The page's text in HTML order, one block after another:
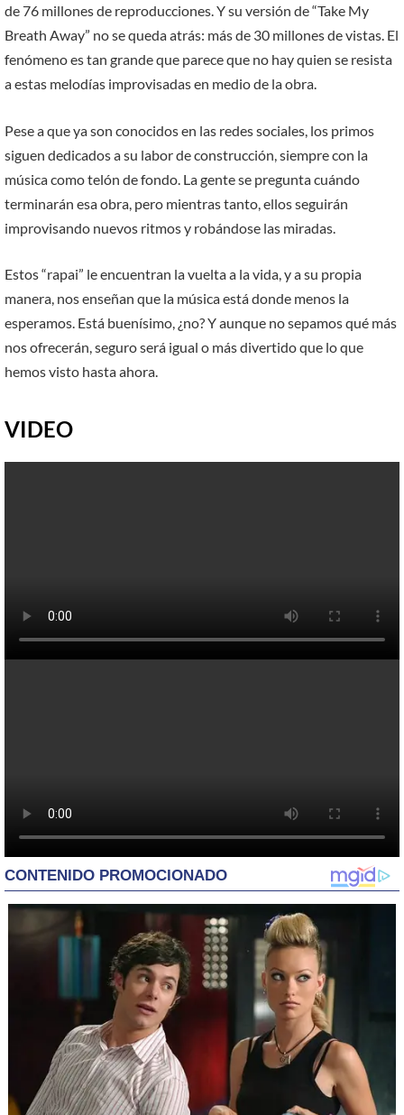
de 76 millones de reproducciones. Y su versión de “Take My
Breath Away” no se queda atrás: más de 30 millones de vistas. El
fenómeno es tan grande que parece que no hay quien se resista
a estas melodías improvisadas en medio de la obra.
Pese a que ya son conocidos en las redes sociales, los primos
siguen dedicados a su labor de construcción, siempre con la
música como telón de fondo. La gente se pregunta cuándo
terminarán esa obra, pero mientras tanto, ellos seguirán
improvisando nuevos ritmos y robándose las miradas.
Estos “rapai” le encuentran la vuelta a la vida, y a su propia
manera, nos enseñan que la música está donde menos la
esperamos. Está buenísimo, ¿no? Y aunque no sepamos qué más
nos ofrecerán, seguro será igual o más divertido que lo que
hemos visto hasta ahora.
VIDEO